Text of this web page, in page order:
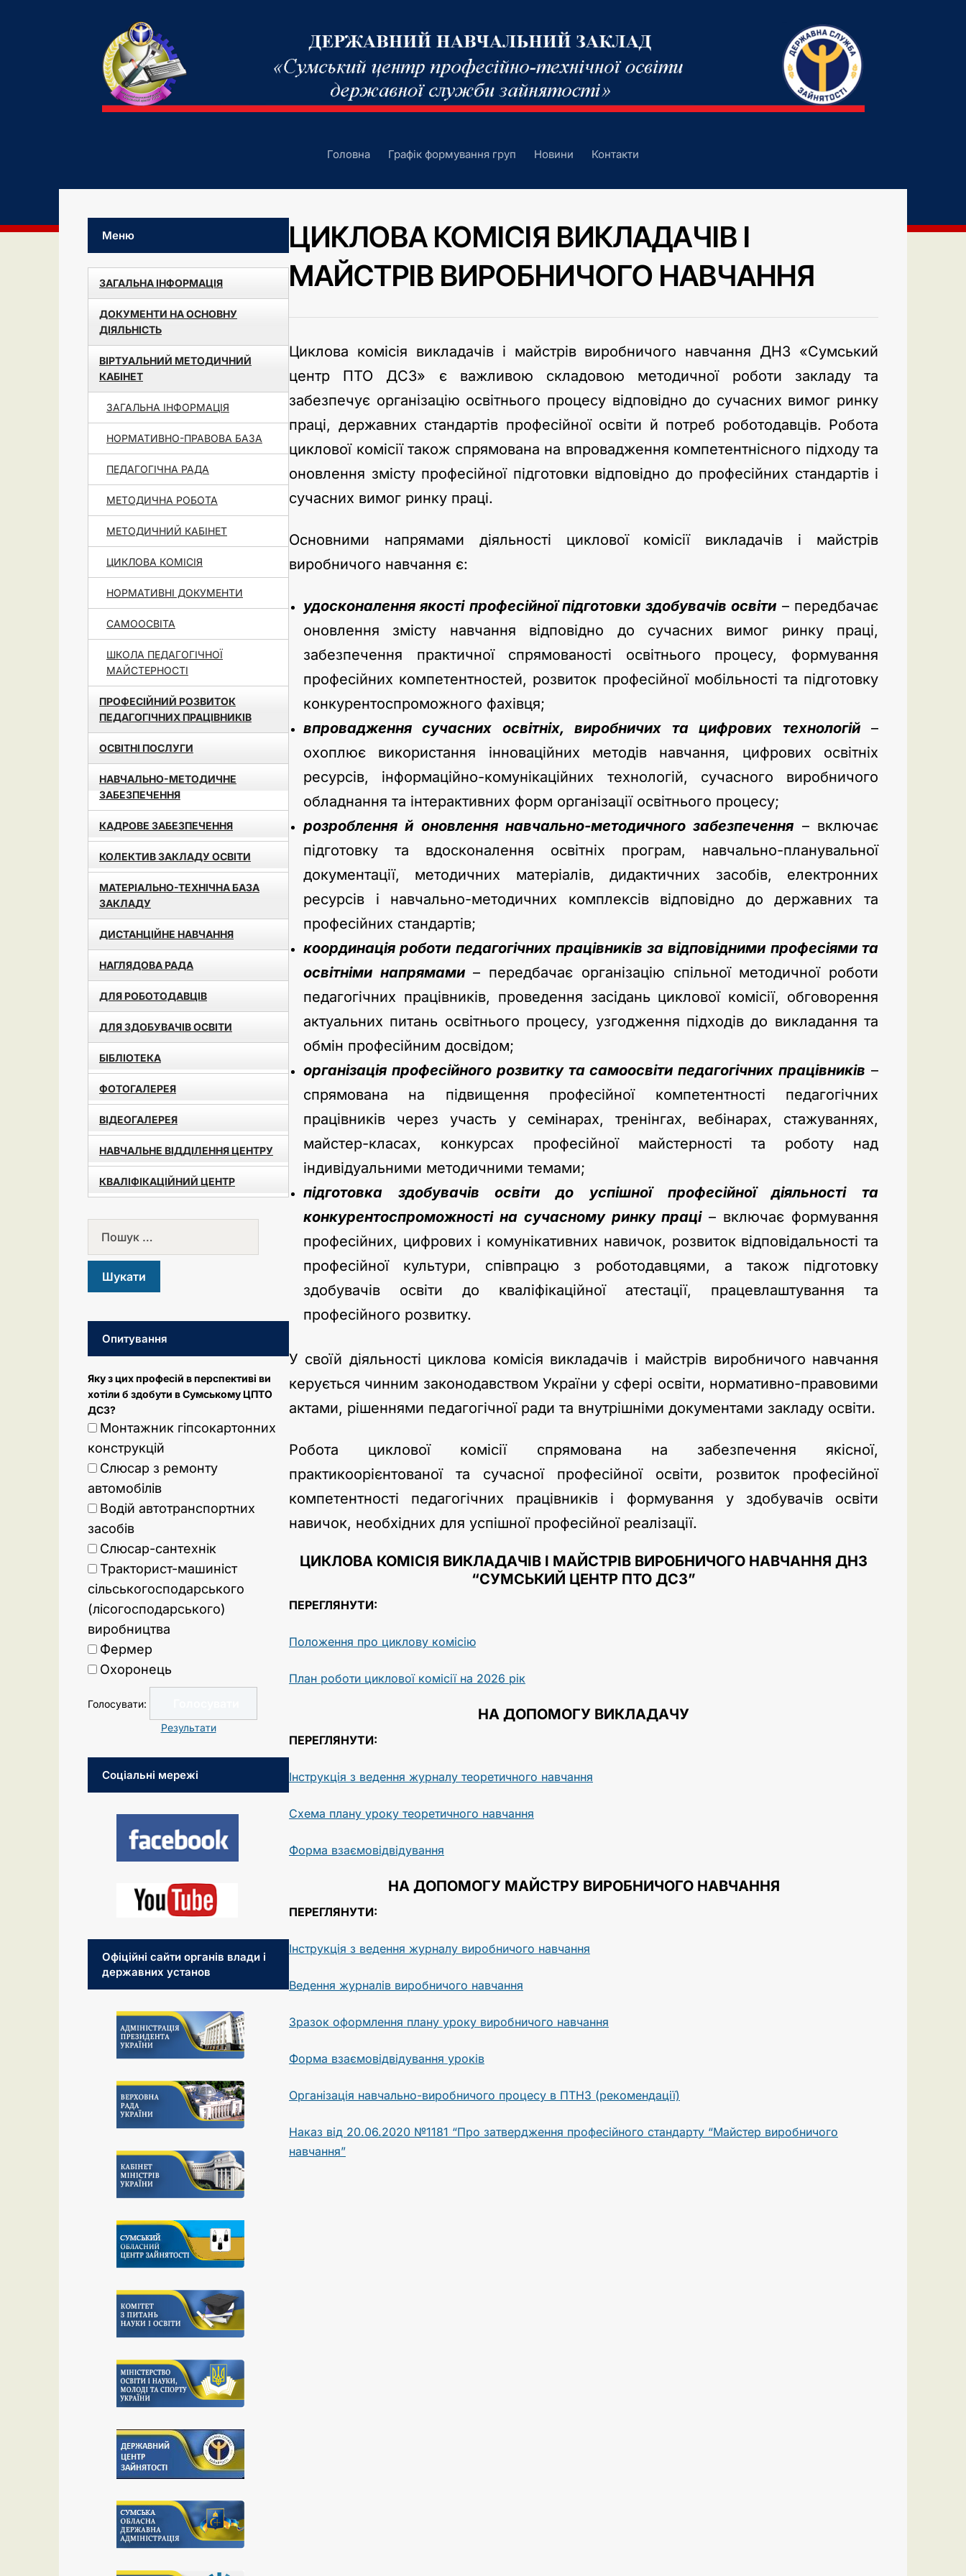
Головна Графік формування груп Новини Контакти
ЦИКЛОВА КОМІСІЯ ВИКЛАДАЧІВ І
МАЙСТРІВ ВИРОБНИЧОГО НАВЧАННЯ
Циклова комісія викладачів і майстрів виробничого навчання ДНЗ «Сумський
центр ПТО ДСЗ» є важливою складовою методичної роботи закладу та
забезпечує організацію освітнього процесу відповідно до сучасних вимог ринку
праці, державних стандартів професійної освіти й потреб роботодавців. Робота
циклової комісії також спрямована на впровадження компетентнісного підходу та
оновлення змісту професійної підготовки відповідно до професійних стандартів і
сучасних вимог ринку праці.
Основними напрямами діяльності циклової комісії викладачів і майстрів
виробничого навчання є:
удосконалення якості професійної підготовки здобувачів освіти – передбачає
оновлення змісту навчання відповідно до сучасних вимог ринку праці,
забезпечення практичної спрямованості освітнього процесу, формування
професійних компетентностей, розвиток професійної мобільності та підготовку
конкурентоспроможного фахівця;
впровадження сучасних освітніх, виробничих та цифрових технологій–
охоплює використання інноваційних методів навчання, цифрових освітніх
ресурсів, інформаційно-комунікаційних технологій, сучасного виробничого
обладнання та інтерактивних форм організації освітнього процесу;
розроблення й оновлення навчально-методичного забезпечення – включає
підготовку та вдосконалення освітніх програм, навчально-планувальної
документації, методичних матеріалів, дидактичних засобів, електронних
ресурсів і навчально-методичних комплексів відповідно до державних та
професійних стандартів;
координація роботи педагогічних працівників за відповідними професіями та
освітніми напрямами– передбачає організацію спільної методичної роботи
педагогічних працівників, проведення засідань циклової комісії, обговорення
актуальних питань освітнього процесу, узгодження підходів до викладання та
обмін професійним досвідом;
організація професійного розвитку та самоосвіти педагогічних працівників –
спрямована на підвищення професійної компетентності педагогічних
працівників через участь у семінарах, тренінгах, вебінарах, стажуваннях,
майстер-класах, конкурсах професійної майстерності та роботу над
індивідуальними методичними темами;
підготовка здобувачів освіти до успішної професійної діяльності та
конкурентоспроможності на сучасному ринку праці– включає формування
професійних, цифрових і комунікативних навичок, розвиток відповідальності та
професійної культури, співпрацю з роботодавцями, а також підготовку
здобувачів освіти до кваліфікаційної атестації, працевлаштування та
професійного розвитку.
У своїй діяльності циклова комісія викладачів і майстрів виробничого навчання
керується чинним законодавством України у сфері освіти, нормативно-правовими
актами, рішеннями педагогічної ради та внутрішніми документами закладу освіти.
Робота циклової комісії спрямована на забезпечення якісної,
практикоорієнтованої та сучасної професійної освіти, розвиток професійної
компетентності педагогічних працівників і формування у здобувачів освіти
навичок, необхідних для успішної професійної реалізації.
ЦИКЛОВА КОМІСІЯ ВИКЛАДАЧІВ І МАЙСТРІВ ВИРОБНИЧОГО НАВЧАННЯ ДНЗ
“СУМСЬКИЙ ЦЕНТР ПТО ДСЗ”
ПЕРЕГЛЯНУТИ:
Положення про циклову комісію
План роботи циклової комісії на 2026 рік
НА ДОПОМОГУ ВИКЛАДАЧУ
ПЕРЕГЛЯНУТИ:
Інструкція з ведення журналу теоретичного навчання
Схема плану уроку теоретичного навчання
Форма взаємовідвідування
НА ДОПОМОГУ МАЙСТРУ ВИРОБНИЧОГО НАВЧАННЯ
ПЕРЕГЛЯНУТИ:
Інструкція з ведення журналу виробничого навчання
Ведення журналів виробничого навчання
Зразок оформлення плану уроку виробничого навчання
Форма взаємовідвідування уроків
Організація навчально-виробничого процесу в ПТНЗ (рекомендації)
Наказ від 20.06.2020 №1181 “Про затвердження професійного стандарту “Майстер виробничого
навчання”
Меню
ЗАГАЛЬНА ІНФОРМАЦІЯ
ДОКУМЕНТИ НА ОСНОВНУ
ДІЯЛЬНІСТЬ
ВІРТУАЛЬНИЙ МЕТОДИЧНИЙ
КАБІНЕТ
ЗАГАЛЬНА ІНФОРМАЦІЯ
НОРМАТИВНО-ПРАВОВА БАЗА
ПЕДАГОГІЧНА РАДА
МЕТОДИЧНА РОБОТА
МЕТОДИЧНИЙ КАБІНЕТ
ЦИКЛОВА КОМІСІЯ
НОРМАТИВНІ ДОКУМЕНТИ
САМООСВІТА
ШКОЛА ПЕДАГОГІЧНОЇ
МАЙСТЕРНОСТІ
ПРОФЕСІЙНИЙ РОЗВИТОК
ПЕДАГОГІЧНИХ ПРАЦІВНИКІВ
ОСВІТНІ ПОСЛУГИ
НАВЧАЛЬНО-МЕТОДИЧНЕ
ЗАБЕЗПЕЧЕННЯ
КАДРОВЕ ЗАБЕЗПЕЧЕННЯ
КОЛЕКТИВ ЗАКЛАДУ ОСВІТИ
МАТЕРІАЛЬНО-ТЕХНІЧНА БАЗА
ЗАКЛАДУ
ДИСТАНЦІЙНЕ НАВЧАННЯ
НАГЛЯДОВА РАДА
ДЛЯ РОБОТОДАВЦІВ
ДЛЯ ЗДОБУВАЧІВ ОСВІТИ
БІБЛІОТЕКА
ФОТОГАЛЕРЕЯ
ВІДЕОГАЛЕРЕЯ
НАВЧАЛЬНЕ ВІДДІЛЕННЯ ЦЕНТРУ
КВАЛІФІКАЦІЙНИЙ ЦЕНТР
Опитування
Яку з цих професій в перспективі ви
хотіли б здобути в Сумському ЦПТО
ДСЗ?
Монтажник гіпсокартонних
конструкцій
Слюсар з ремонту
автомобілів
Водій автотранспортних
засобів
Слюсар-сантехнік
Тракторист-машиніст
сільськогосподарського
(лісогосподарського)
виробництва
Фермер
Охоронець
Голосувати:
Результати
Соціальні мережі
Офіційні сайти органів влади і
державних установ